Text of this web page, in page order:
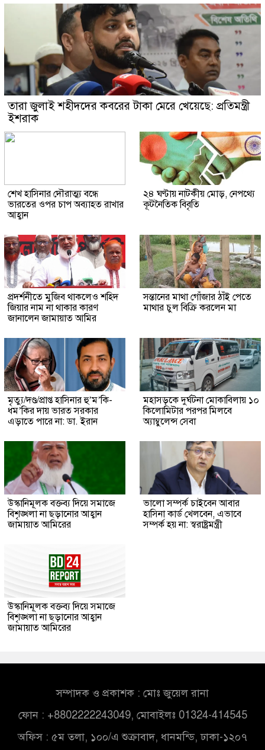
তারা জুলাই শহীদদের কবরের টাকা মেরে খেয়েছে: প্রতিমন্ত্রী
ইশরাক
শেখ হাসিনার দৌরাত্ম্য বন্ধে
ভারতের ওপর চাপ অব্যাহত রাখার
আহ্বান
২৪ ঘণ্টায় নাটকীয় মোড়, নেপথ্যে
কূটনৈতিক বিবৃতি
প্রদর্শনীতে মুজিব থাকলেও শহিদ
জিয়ার নাম না থাকার কারণ
জানালেন জামায়াত আমির
সন্তানের মাথা গোঁজার ঠাঁই পেতে
মাথার চুল বিক্রি করলেন মা
মৃত্যু/দণ্ড/প্রাপ্ত হাসিনার হু’ম’কি-
ধম’কির দায় ভারত সরকার
এড়াতে পারে না: ডা. ইরান
মহাসড়কে দুর্ঘটনা মোকাবিলায় ১০
কিলোমিটার পরপর মিলবে
অ্যাম্বুলেন্স সেবা
উস্কানিমূলক বক্তব্য দিয়ে সমাজে
বিশৃঙ্খলা না ছড়ানোর আহ্বান
জামায়াত আমিরের
ভালো সম্পর্ক চাইবেন আবার
হাসিনা কার্ড খেলবেন, এভাবে
সম্পর্ক হয় না: স্বরাষ্ট্রমন্ত্রী
উস্কানিমূলক বক্তব্য দিয়ে সমাজে
বিশৃঙ্খলা না ছড়ানোর আহ্বান
জামায়াত আমিরের
সম্পাদক ও প্রকাশক : মোঃ জুয়েল রানা
ফোন : +8802222243049, মোবাইলঃ 01324-414545
অফিস : ৫ম তলা, ১০০/এ শুক্রাবাদ, ধানমন্ডি, ঢাকা-১২০৭